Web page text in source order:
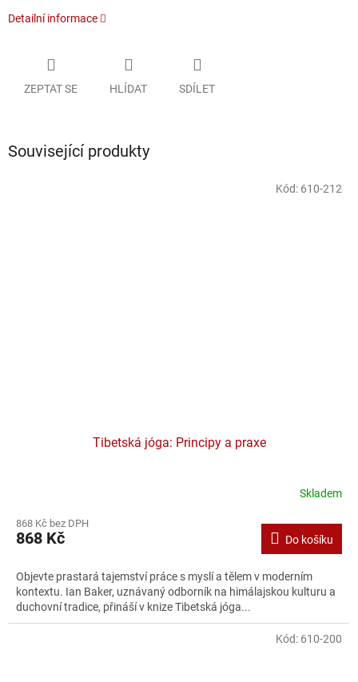
Detailní informace
ZEPTAT SE HLÍDAT SDÍLET
Související produkty
Tibetská jóga: Principy a praxe
Skladem
868 Kč bez DPH
868 Kč Do košíku
Objevte prastará tajemství práce s myslí a tělem v moderním
kontextu. Ian Baker, uznávaný odborník na himálajskou kulturu a
duchovní tradice, přináší v knize Tibetská jóga...
Kód: 610-212
Kód: 610-200